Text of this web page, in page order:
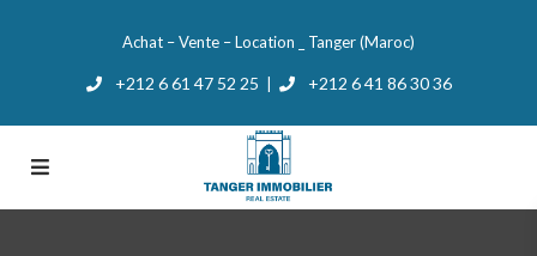
Achat – Vente – Location _ Tanger (Maroc)
+212 6 61 47 52 25 +212 6 41 86 30 36